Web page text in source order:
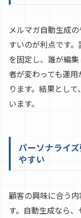
メルマガ自動生成
すいのが利点です
を固定し、誰が編
者が変わっても運
ります。結果として、
います。
パーソナライ
やすい
顧客の興味に合う
す。自動生成なら